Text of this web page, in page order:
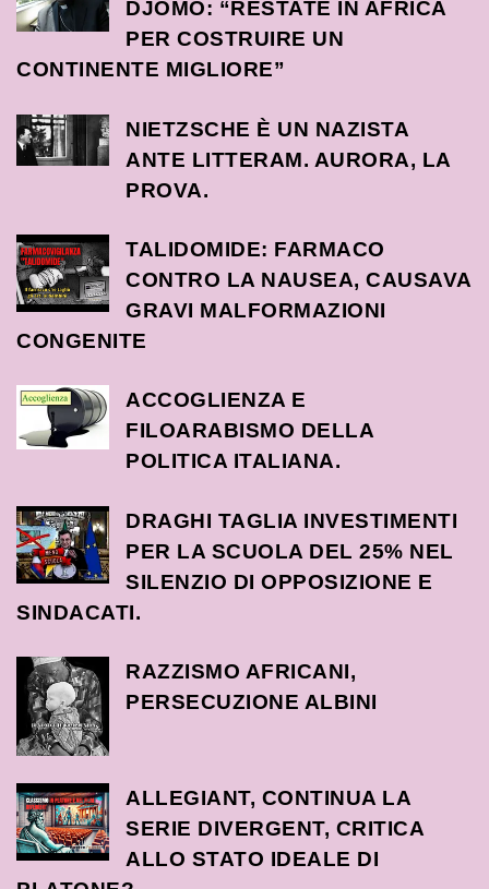
DJOMO: “RESTATE IN AFRICA
PER COSTRUIRE UN
CONTINENTE MIGLIORE”
NIETZSCHE È UN NAZISTA
ANTE LITTERAM. AURORA, LA
PROVA.
TALIDOMIDE: FARMACO
CONTRO LA NAUSEA, CAUSAVA
GRAVI MALFORMAZIONI
CONGENITE
ACCOGLIENZA E
FILOARABISMO DELLA
POLITICA ITALIANA.
DRAGHI TAGLIA INVESTIMENTI
PER LA SCUOLA DEL 25% NEL
SILENZIO DI OPPOSIZIONE E
SINDACATI.
RAZZISMO AFRICANI,
PERSECUZIONE ALBINI
ALLEGIANT, CONTINUA LA
SERIE DIVERGENT, CRITICA
ALLO STATO IDEALE DI